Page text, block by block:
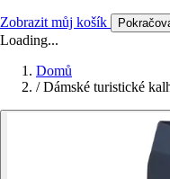
Zobrazit můj košík
Loading...
Domů
/ Dámské turistické